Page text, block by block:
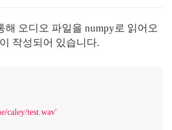
해 오디오 파일을 numpy로 읽어오
작성되어 있습니다.
caley/test.wav'